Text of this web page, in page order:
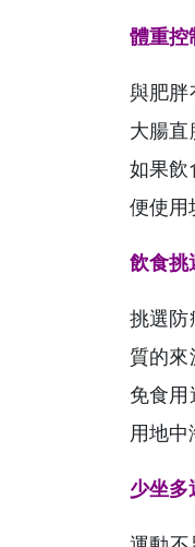
體重控
與肥胖
大腸直
如果飲
便使用
飲食挑
挑選防
質的來
免食用
用地中
少坐多